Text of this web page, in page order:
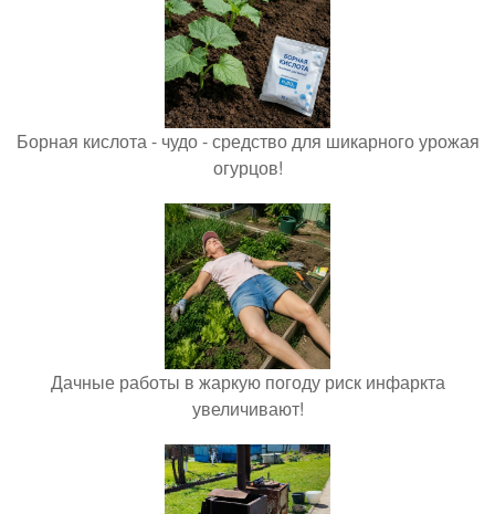
Борная кислота - чудо - средство для шикарного урожая
огурцов!
Дачные работы в жаркую погоду риск инфаркта
увеличивают!